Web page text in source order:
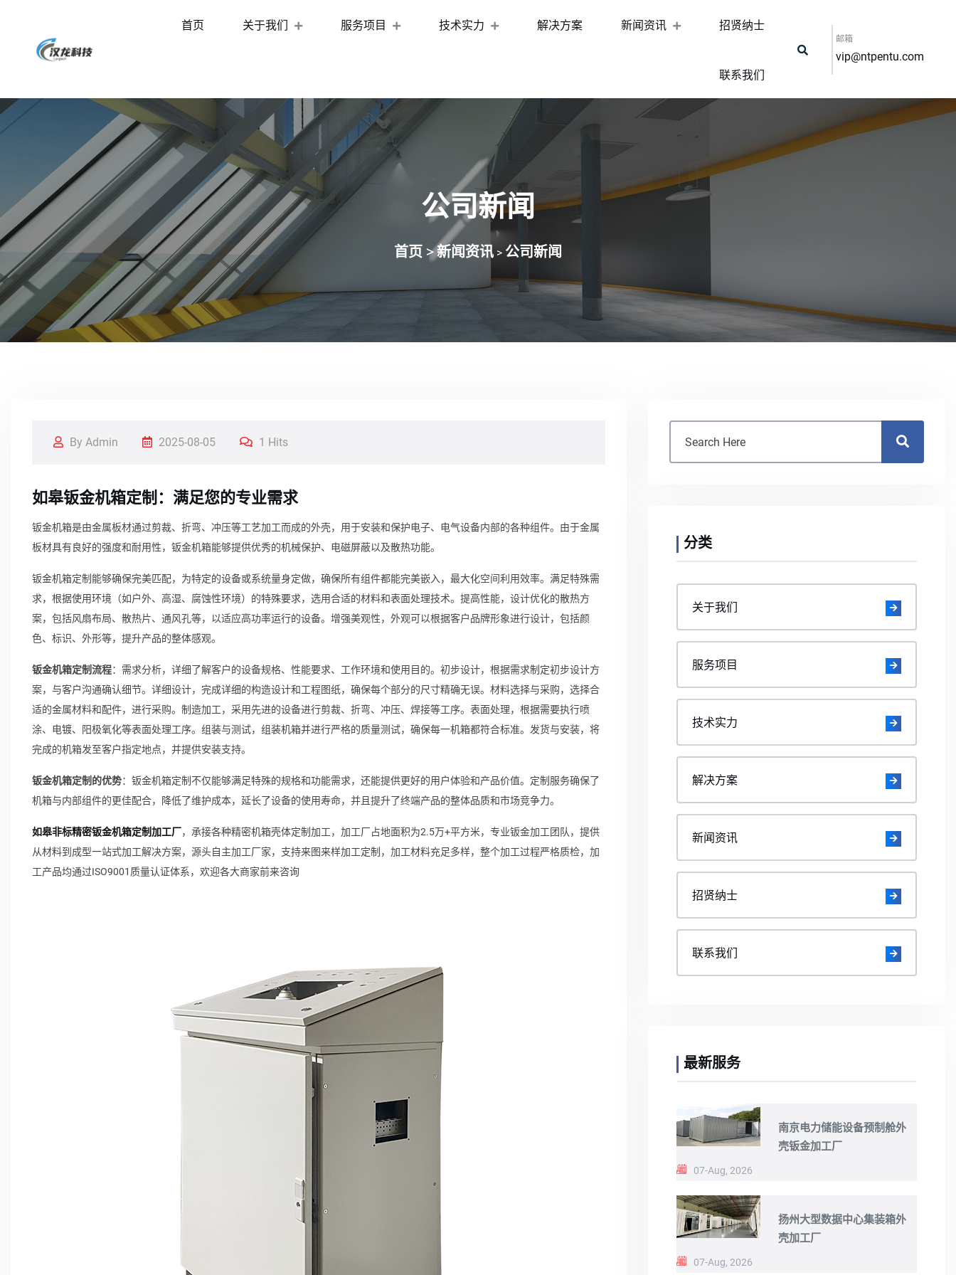
首页 关于我们 服务项目 技术实力 解决方案 新闻资讯 招贤纳士
联系我们
邮箱
vip@ntpentu.com
公司新闻
首页 >新闻资讯> 公司新闻
By Admin 2025-08-05 1 Hits
如皋钣金机箱定制：满足您的专业需求
钣金机箱是由金属板材通过剪裁、折弯、冲压等工艺加工而成的外壳，用于安装和保护电子、电气设备内部的各种组件。由于金属
板材具有良好的强度和耐用性，钣金机箱能够提供优秀的机械保护、电磁屏蔽以及散热功能。
钣金机箱定制能够确保完美匹配，为特定的设备或系统量身定做，确保所有组件都能完美嵌入，最大化空间利用效率。满足特殊需
求，根据使用环境（如户外、高湿、腐蚀性环境）的特殊要求，选用合适的材料和表面处理技术。提高性能，设计优化的散热方
案，包括风扇布局、散热片、通风孔等，以适应高功率运行的设备。增强美观性，外观可以根据客户品牌形象进行设计，包括颜
色、标识、外形等，提升产品的整体感观。
钣金机箱定制流程：需求分析，详细了解客户的设备规格、性能要求、工作环境和使用目的。初步设计，根据需求制定初步设计方
案，与客户沟通确认细节。详细设计，完成详细的构造设计和工程图纸，确保每个部分的尺寸精确无误。材料选择与采购，选择合
适的金属材料和配件，进行采购。制造加工，采用先进的设备进行剪裁、折弯、冲压、焊接等工序。表面处理，根据需要执行喷
涂、电镀、阳极氧化等表面处理工序。组装与测试，组装机箱并进行严格的质量测试，确保每一机箱都符合标准。发货与安装，将
完成的机箱发至客户指定地点，并提供安装支持。
钣金机箱定制的优势：钣金机箱定制不仅能够满足特殊的规格和功能需求，还能提供更好的用户体验和产品价值。定制服务确保了
机箱与内部组件的更佳配合，降低了维护成本，延长了设备的使用寿命，并且提升了终端产品的整体品质和市场竞争力。
如皋非标精密钣金机箱定制加工厂，承接各种精密机箱壳体定制加工，加工厂占地面积为2.5万+平方米，专业钣金加工团队，提供
从材料到成型一站式加工解决方案，源头自主加工厂家，支持来图来样加工定制，加工材料充足多样，整个加工过程严格质检，加
工产品均通过ISO9001质量认证体系，欢迎各大商家前来咨询
分类
关于我们
服务项目
技术实力
解决方案
新闻资讯
招贤纳士
联系我们
最新服务
南京电力储能设备预制舱外
壳钣金加工厂
07-Aug, 2026
扬州大型数据中心集装箱外
壳加工厂
07-Aug, 2026